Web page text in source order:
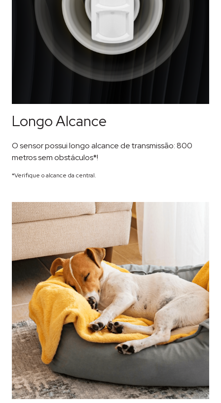
Longo Alcance
O sensor possui longo alcance de transmissão: 800
metros sem obstáculos*!
*Verifique o alcance da central.